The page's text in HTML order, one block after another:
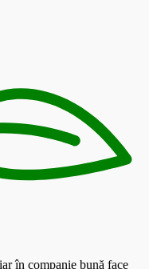
în companie bună face